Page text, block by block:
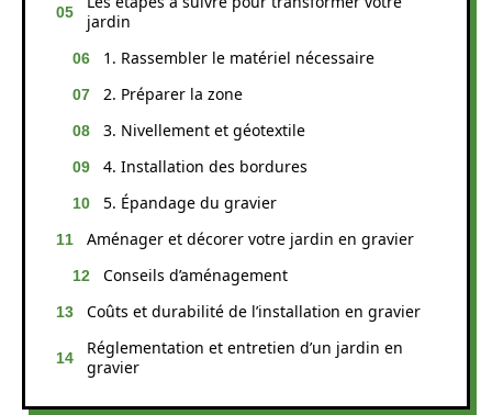
jardin
1. Rassembler le matériel nécessaire
2. Préparer la zone
3. Nivellement et géotextile
4. Installation des bordures
5. Épandage du gravier
Aménager et décorer votre jardin en gravier
Conseils d’aménagement
Coûts et durabilité de l’installation en gravier
Réglementation et entretien d’un jardin en
gravier